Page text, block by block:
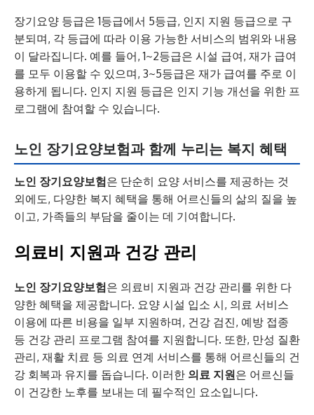
장기요양 등급은 1등급에서 5등급, 인지 지원 등급으로 구
분되며, 각 등급에 따라 이용 가능한 서비스의 범위와 내용
이 달라집니다. 예를 들어, 1~2등급은 시설 급여, 재가 급여
를 모두 이용할 수 있으며, 3~5등급은 재가 급여를 주로 이
용하게 됩니다. 인지 지원 등급은 인지 기능 개선을 위한 프
로그램에 참여할 수 있습니다.
노인 장기요양보험과 함께 누리는 복지 혜택
노인 장기요양보험은 단순히 요양 서비스를 제공하는 것
외에도, 다양한 복지 혜택을 통해 어르신들의 삶의 질을 높
이고, 가족들의 부담을 줄이는 데 기여합니다.
의료비 지원과 건강 관리
노인 장기요양보험은 의료비 지원과 건강 관리를 위한 다
양한 혜택을 제공합니다. 요양 시설 입소 시, 의료 서비스
이용에 따른 비용을 일부 지원하며, 건강 검진, 예방 접종
등 건강 관리 프로그램 참여를 지원합니다. 또한, 만성 질환
관리, 재활 치료 등 의료 연계 서비스를 통해 어르신들의 건
강 회복과 유지를 돕습니다. 이러한 의료 지원은 어르신들
이 건강한 노후를 보내는 데 필수적인 요소입니다.